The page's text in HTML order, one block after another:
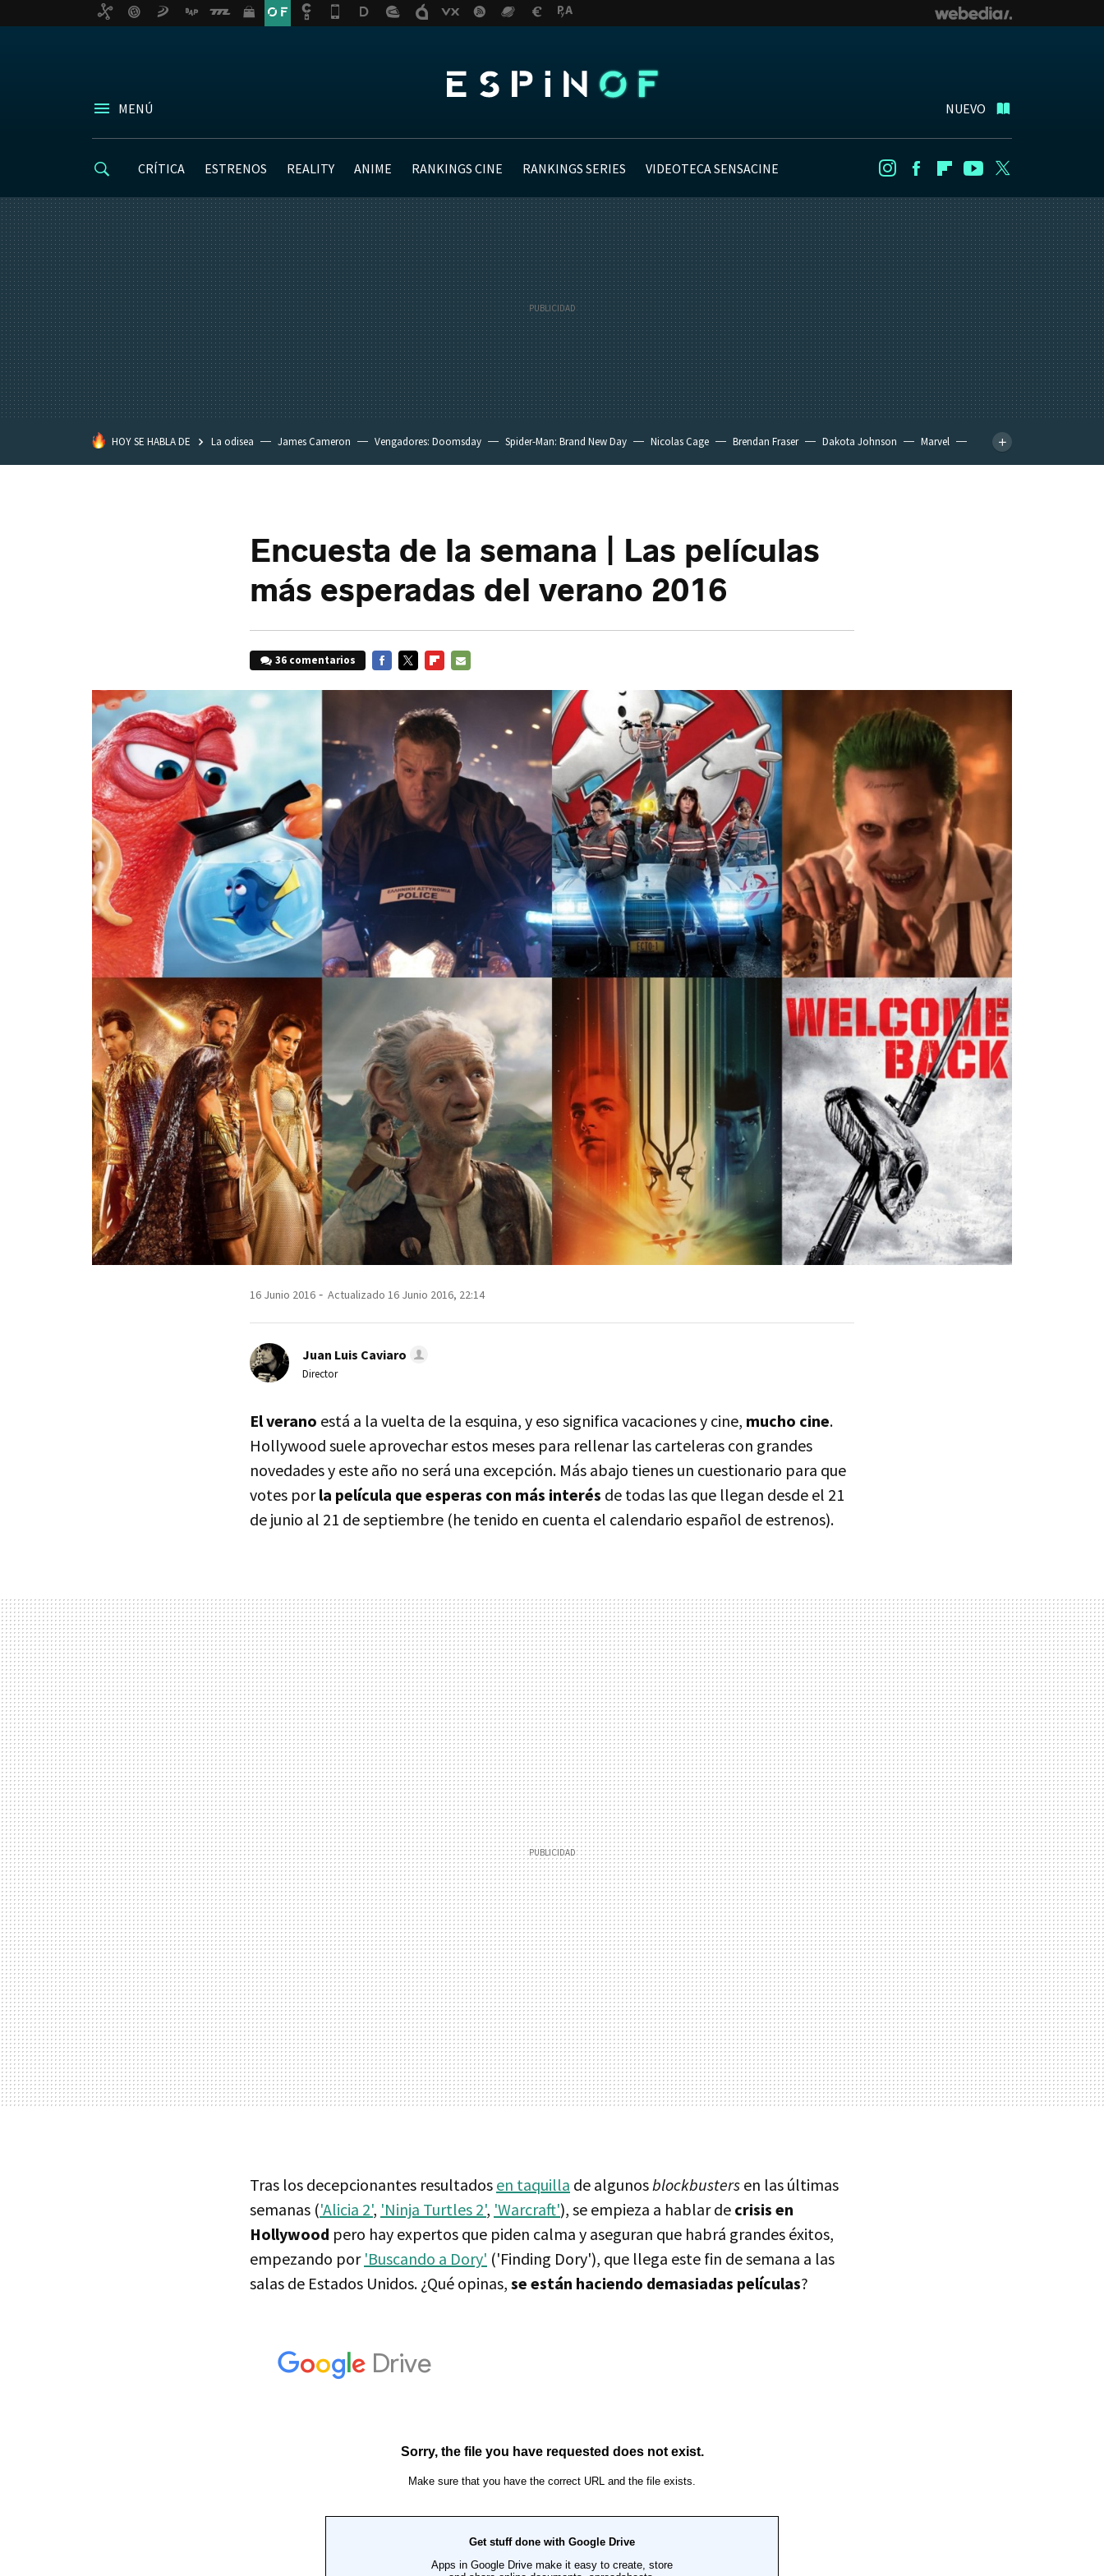
MENÚ NUEVO
CRÍTICA ESTRENOS REALITY ANIME RANKINGS CINE RANKINGS SERIES VIDEOTECA SENSACINE InstagramFacebookFlipboard
Youtube
HOY SE HABLA DE La odisea James Cameron Vengadores: Doomsday Spider-Man: Brand New Day Nicolas Cage Brendan Fraser Dakota Johnson
Marvel
Encuesta de la semana | Las películas
más esperadas del verano 2016
36 comentarios
16 Junio 2016 Actualizado 16 Junio 2016, 22:14
Juan Luis Caviaro
Director
El verano está a la vuelta de la esquina, y eso significa vacaciones y cine, mucho cine.
Hollywood suele aprovechar estos meses para rellenar las carteleras con grandes
novedades y este año no será una excepción. Más abajo tienes un cuestionario para que
votes porla película que esperas con más interés de todas las que llegan desde el 21
de junio al 21 de septiembre (he tenido en cuenta el calendario español de estrenos).
Tras los decepcionantes resultados en taquilla de algunosblockbusters en las últimas
semanas ('Alicia 2', 'Ninja Turtles 2', 'Warcraft'), se empieza a hablar de crisis en
Hollywood pero hay expertos que piden calma y aseguran que habrá grandes éxitos,
empezando por 'Buscando a Dory' ('Finding Dory'), que llega este fin de semana a las
salas de Estados Unidos. ¿Qué opinas, se están haciendo demasiadas películas?